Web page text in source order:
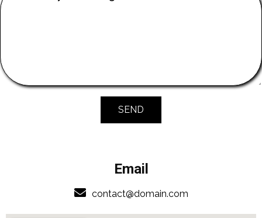
SEND
Email
contact@domain.com